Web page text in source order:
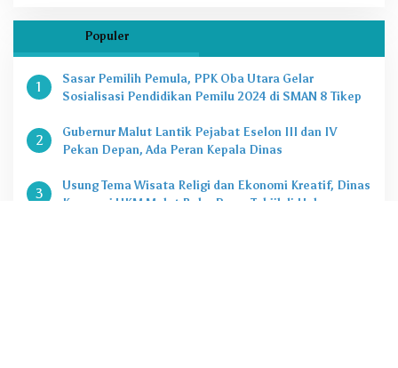
Populer
1
Sasar Pemilih Pemula, PPK Oba Utara Gelar
Sosialisasi Pendidikan Pemilu 2024 di SMAN 8 Tikep
2
Gubernur Malut Lantik Pejabat Eselon III dan IV
Pekan Depan, Ada Peran Kepala Dinas
3
Usung Tema Wisata Religi dan Ekonomi Kreatif, Dinas
Koperasi UKM Malut Buka Pasar Takjil di Halaman